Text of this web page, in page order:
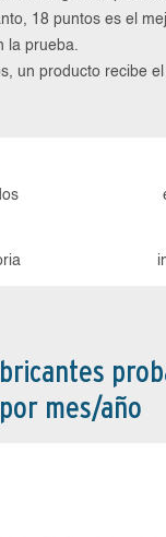
18 puntos es el
la prueba.
un producto recibe
mes/año